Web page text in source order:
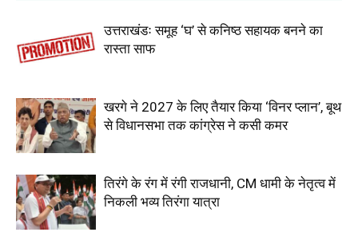
उत्तराखंडः समूह ‘घ’ से कनिष्ठ सहायक बनने का
रास्ता साफ
खरगे ने 2027 के लिए तैयार किया ‘विनर प्लान’, बूथ
से विधानसभा तक कांग्रेस ने कसी कमर
तिरंगे के रंग में रंगी राजधानी, CM धामी के नेतृत्व में
निकली भव्य तिरंगा यात्रा